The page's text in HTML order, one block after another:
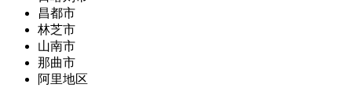
昌都市
林芝市
山南市
那曲市
阿里地区